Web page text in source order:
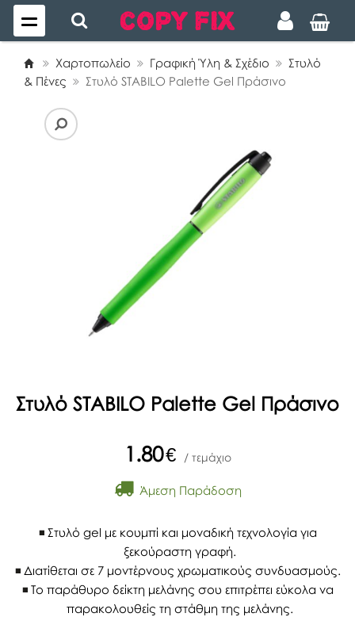
Χαρτοπωλείο Γραφική Ύλη & Σχέδιο
Στυλό
& Πένες
Στυλό STABILO Palette Gel Πράσινο
Στυλό STABILO Palette Gel Πράσινο
1.80€ / τεμάχιο
Άμεση Παράδοση
Στυλό gel με κουμπί και μοναδική τεχνολογία για
ξεκούραστη γραφή.
Διατίθεται σε 7 μοντέρνους χρωματικούς συνδυασμούς.
Το παράθυρο δείκτη μελάνης σου επιτρέπει εύκολα να
παρακολουθείς τη στάθμη της μελάνης.